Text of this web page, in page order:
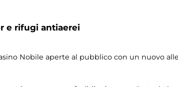
e rifugi antiaerei
Nobile aperte al pubblico con un nuovo